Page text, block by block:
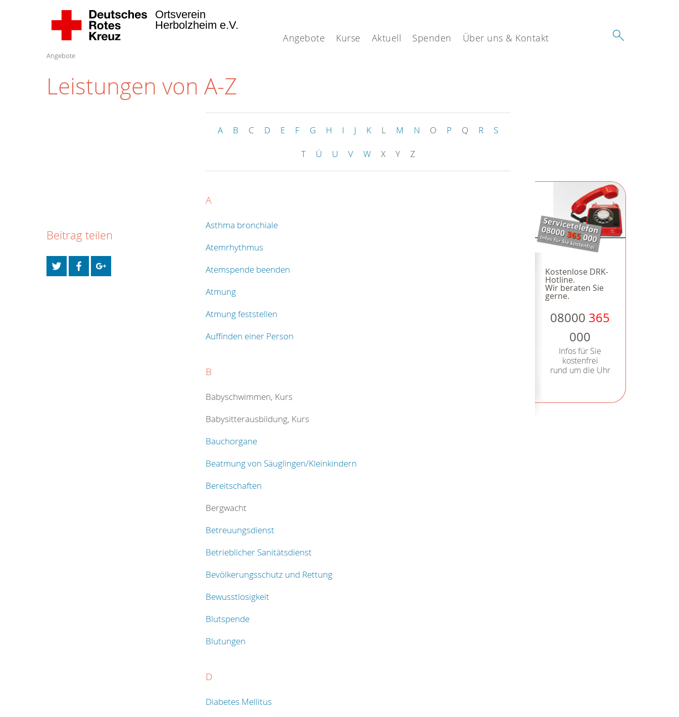
Angebote Kurse Aktuell Spenden Über uns & Kontakt
Ortsverein
Herbolzheim e.V.
Angebote
Leistungen von A-Z
A B C D E F G H I J K L M N O P Q R S
T Ü U V W X Y Z
Kostenlose DRK-
Hotline.
Wir beraten Sie
gerne.
08000 365
000
Infos für Sie
kostenfrei
rund um die Uhr
A
Asthma bronchiale
Atemrhythmus
Atemspende beenden
Atmung
Atmung feststellen
Auffinden einer Person
B
Babyschwimmen, Kurs
Babysitterausbildung, Kurs
Bauchorgane
Beatmung von Säuglingen/Kleinkindern
Bereitschaften
Bergwacht
Betreuungsdienst
Betrieblicher Sanitätsdienst
Bevölkerungsschutz und Rettung
Bewusstlosigkeit
Blutspende
Blutungen
D
Diabetes Mellitus
Beitrag teilen